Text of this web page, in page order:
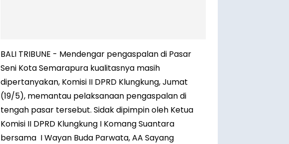
BALI TRIBUNE - Mendengar pengaspalan di Pasar
Seni Kota Semarapura kualitasnya masih
dipertanyakan, Komisi II DPRD Klungkung, Jumat
(19/5), memantau pelaksanaan pengaspalan di
tengah pasar tersebut. Sidak dipimpin oleh Ketua
Komisi II DPRD Klungkung I Komang Suantara
bersama I Wayan Buda Parwata, AA Sayang